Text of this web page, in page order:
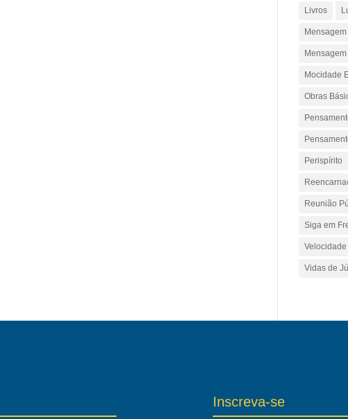
Livros
Mensagem
Mocidade
Obras
Perispírito
Reunião
Siga em
Vidas de
Inscreva-se